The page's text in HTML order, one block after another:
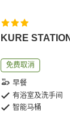
KURE
免费取消
早餐
有浴室及洗手间
智能马桶